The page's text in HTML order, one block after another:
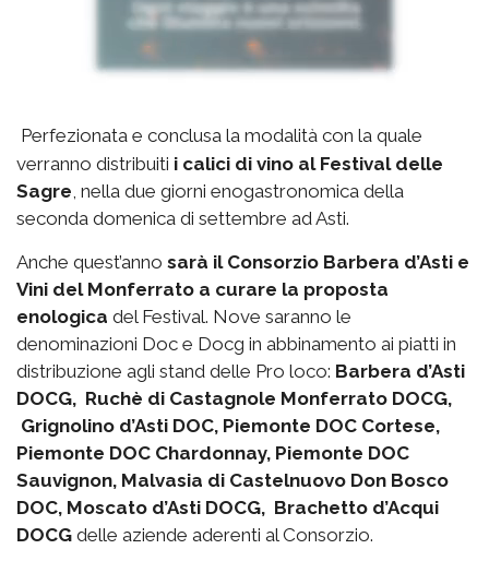
Perfezionata e conclusa la modalità con la quale
verranno distribuiti i calici di vino al Festival delle
Sagre , nella due giorni enogastronomica della
seconda domenica di settembre ad Asti.
Anche quest’anno sarà il Consorzio Barbera d’Asti e
Vini del Monferrato a curare la proposta
enologica del Festival. Nove saranno le
denominazioni Doc e Docg in abbinamento ai piatti in
distribuzione agli stand delle Pro loco: Barbera d’Asti
DOCG, Ruchè di Castagnole Monferrato DOCG,
Grignolino d’Asti DOC, Piemonte DOC Cortese,
Piemonte DOC Chardonnay, Piemonte DOC
Sauvignon, Malvasia di Castelnuovo Don Bosco
DOC, Moscato d’Asti DOCG, Brachetto d’Acqui
DOCG delle aziende aderenti al Consorzio.